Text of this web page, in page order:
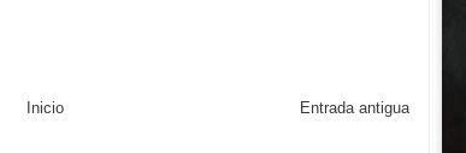
Entrada antigua
Inicio